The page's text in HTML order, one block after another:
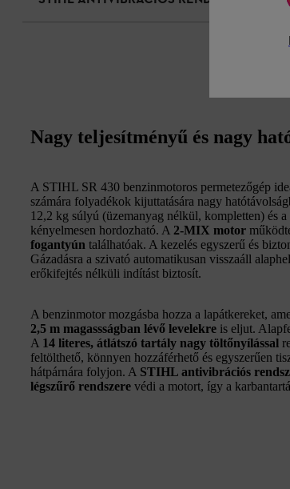
Nagy teljesítményű és nagy
A STIHL SR 430 benzinmotoros permetezőgép
számára folyadékok kijuttatására nagy
12,2 kg súlyú (üzemanyag nélkül, kompletten) és a
kényelmesen hordozható. A 2-MIX motor
fogantyún találhatóak. A kezelés egyszerű és
Gázadásra a szivató automatikusan visszaáll
erőkifejtés nélküli indítást biztosít.
A benzinmotor mozgásba hozza a lapátkereket,
2,5 m magassságban lévő levelekre is eljut.
A 14 literes, átlátszó tartály nagy töltőnyílással
feltölthető, könnyen hozzáférhető és egyszerűen
hátpárnára folyjon. A STIHL antivibrációs
légszűrő rendszere védi a motort, így a